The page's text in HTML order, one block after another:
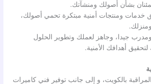
بشأن أصولك ومنشآتك.
خدمات ومنتجات أمنية مبتكرة تحمي أصولك،
جيدا، وجاهز لعملك وتطوير الحلول
لتحقيق أهدافك الأمنية.
بالكويت، و إلى جانب توفير فني كاميرات